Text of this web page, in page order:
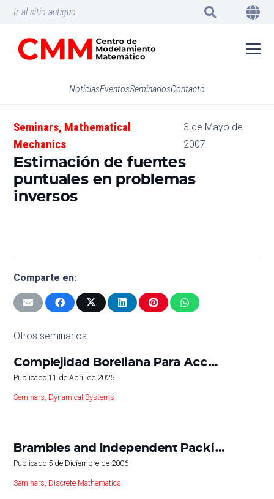
Ir al sitio antiguo
NoticiasEventosSeminariosContacto
Seminars, Mathematical
Mechanics
3 de Mayo de
2007
Estimación de fuentes
puntuales en problemas
inversos
Comparte en:
Otros seminarios
Complejidad Boreliana Para Acc…
Publicado11 de Abril de 2025
Seminars Dynamical Systems
Brambles and Independent Packi…
Publicado 5 de Diciembre de 2006
Seminars Discrete Mathematics